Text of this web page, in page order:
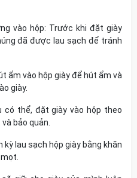
vào hộp: Trước khi đặt giày
đã được lau sạch để tránh
ẩm vào hộp giày để hút ẩm và
giày.
có thể, đặt giày vào hộp theo
bảo quản.
kỳ lau sạch hộp giày bằng khăn